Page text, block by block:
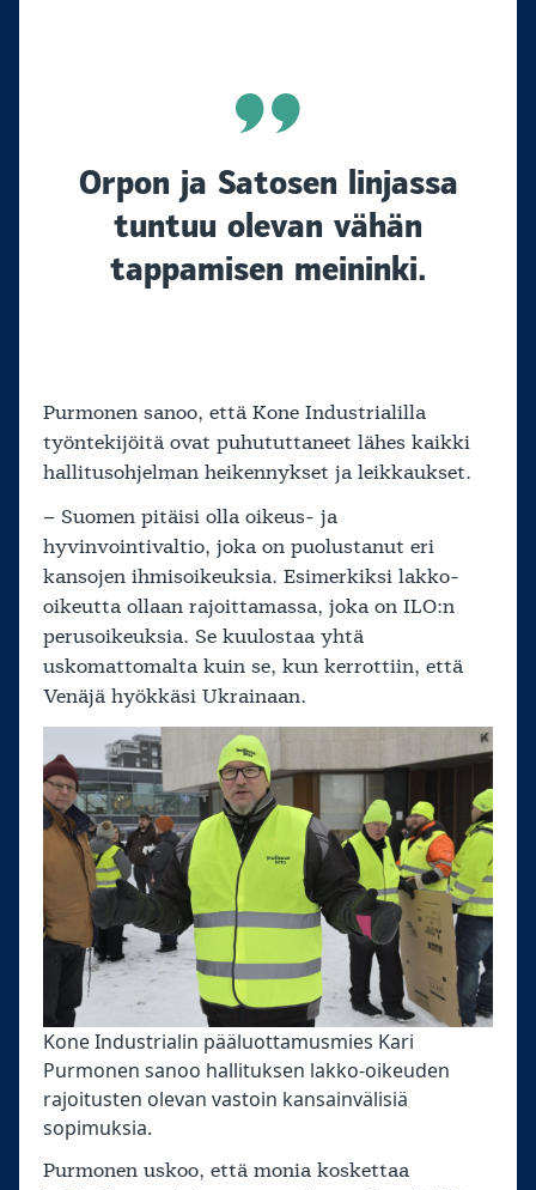
Orpon ja Satosen linjassa
tuntuu olevan vähän
tappamisen meininki.
Purmonen sanoo, että Kone Industrialilla
työntekijöitä ovat puhututtaneet lähes kaikki
hallitusohjelman heikennykset ja leikkaukset.
– Suomen pitäisi olla oikeus- ja
hyvinvointivaltio, joka on puolustanut eri
kansojen ihmisoikeuksia. Esimerkiksi lakko-
oikeutta ollaan rajoittamassa, joka on ILO:n
perusoikeuksia. Se kuulostaa yhtä
uskomattomalta kuin se, kun kerrottiin, että
Venäjä hyökkäsi Ukrainaan.
Kone Industrialin pääluottamusmies Kari
Purmonen sanoo hallituksen lakko-oikeuden
rajoitusten olevan vastoin kansainvälisiä
sopimuksia.
Purmonen uskoo, että monia koskettaa